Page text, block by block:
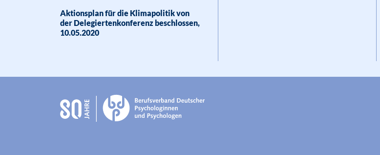
Aktionsplan für die Klimapolitik von
der Delegiertenkonferenz beschlossen,
10.05.2020